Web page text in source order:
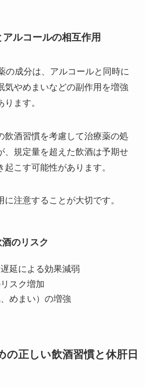
ルコールの相互作用
の成分は、アルコールと同時に
気やめまいなどの副作用を増強
ます。
飲酒習慣を考慮して治療薬の処
、規定量を超えた飲酒は予期せ
起こす可能性があります。
に注意することが大切です。
のリスク
延による効果減弱
スク増加
めまい）の増強
の正しい飲酒習慣と休肝日